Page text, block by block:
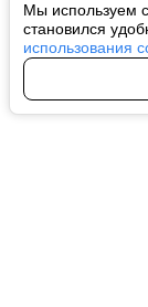
Мы используем
становился
использования